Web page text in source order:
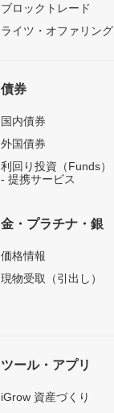
ブロックトレード
ライツ・オファリング
債券
国内債券
外国債券
利回り投資（Funds）
- 提携サービス
金・プラチナ・銀
価格情報
現物受取（引出し）
ツール・アプリ
iGrow 資産づくり